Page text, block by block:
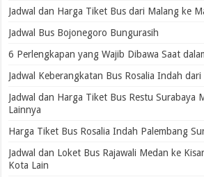
Jadwal dan Harga Tiket Bus dari Malang ke
Jadwal Bus Bojonegoro Bungurasih
6 Perlengkapan yang Wajib Dibawa Saat
Jadwal Keberangkatan Bus Rosalia Indah
Jadwal dan Harga Tiket Bus Restu Surabaya
Lainnya
Harga Tiket Bus Rosalia Indah Palembang
Jadwal dan Loket Bus Rajawali Medan ke
Kota Lain